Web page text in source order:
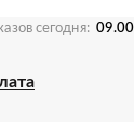
сегодня: